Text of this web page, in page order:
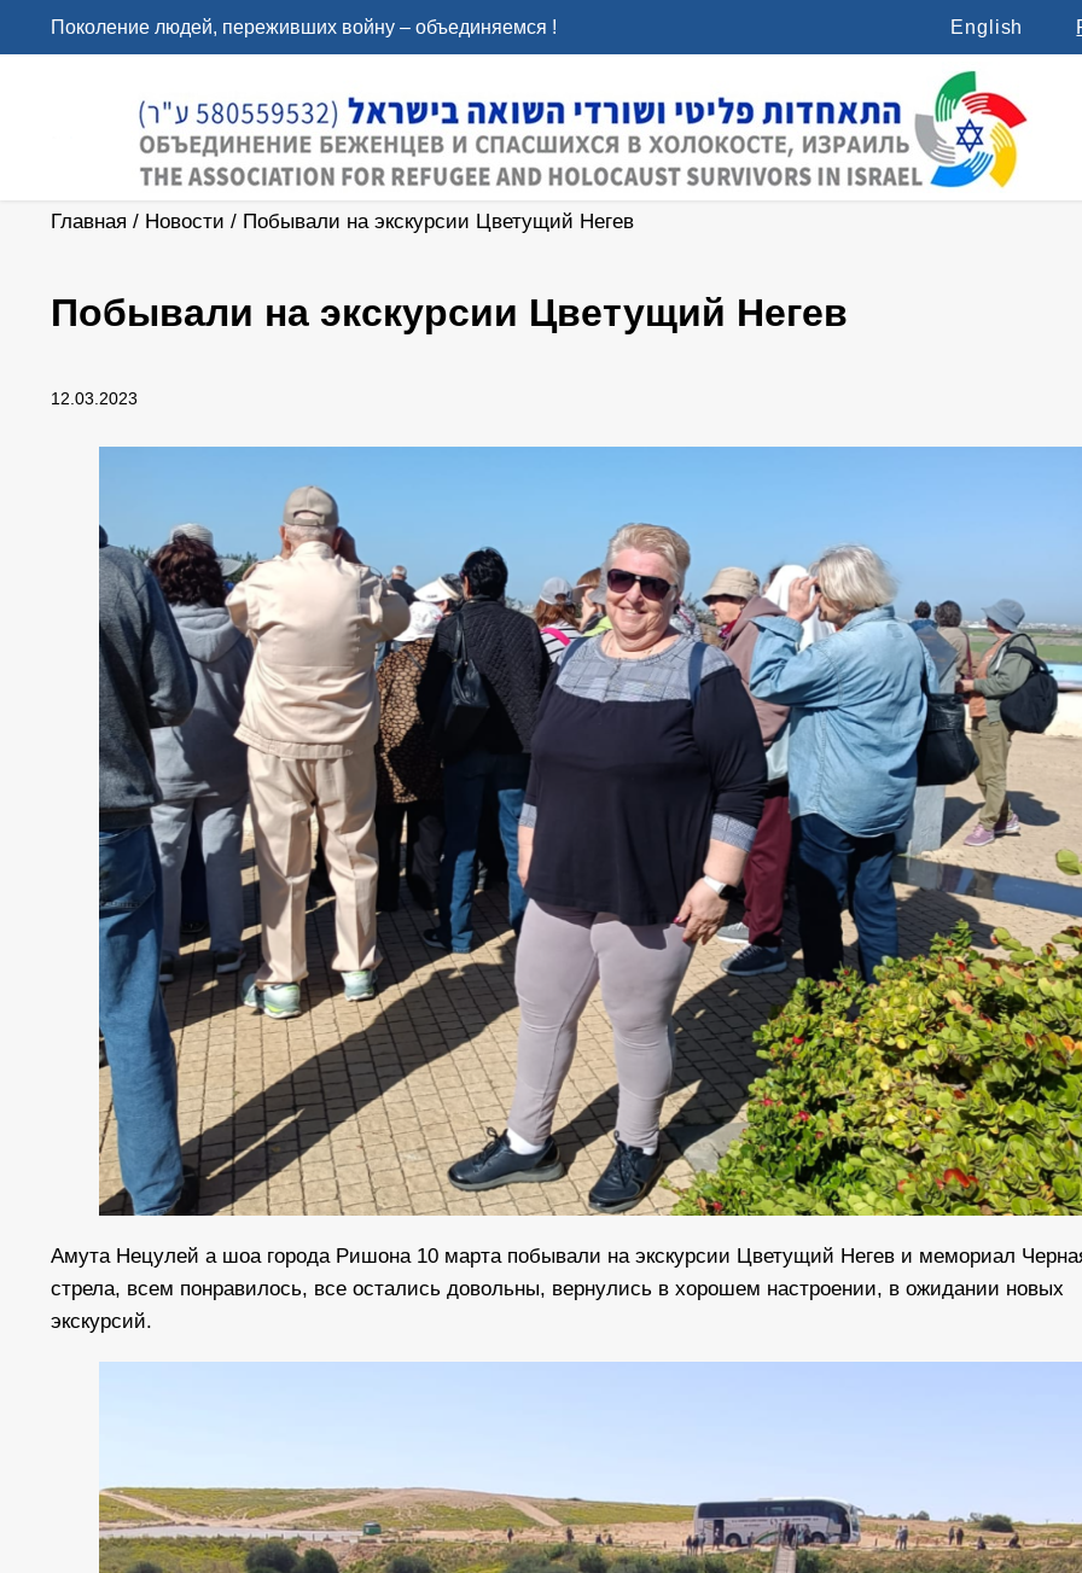
Поколение людей, переживших войну – объединяемся ! English
Главная / Новости / Побывали на экскурсии Цветущий Негев
Побывали на экскурсии Цветущий Негев
12.03.2023
Амута Нецулей а шоа города Ришона 10 марта побывали на экскурсии Цветущий Негев и мемориал
стрела, всем понравилось, все остались довольны, вернулись в хорошем настроении, в ожидании новых
экскурсий.